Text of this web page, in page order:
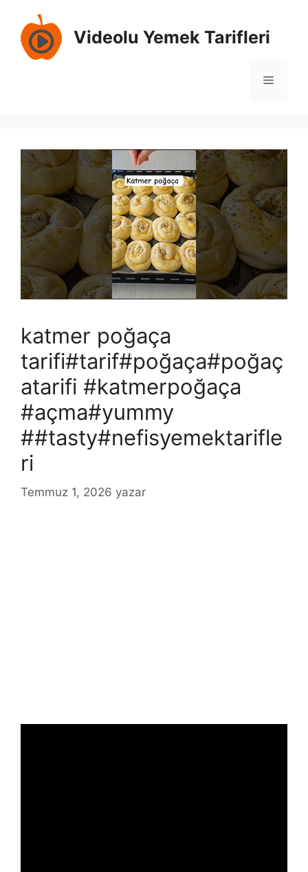
Videolu Yemek Tarifleri
Menü
katmer poğaça
tarifi#tarif#poğaça#poğaç
atarifi #katmerpoğaça
#açma#yummy
##tasty#nefisyemektarifle
ri
Temmuz 1, 2026 yazar